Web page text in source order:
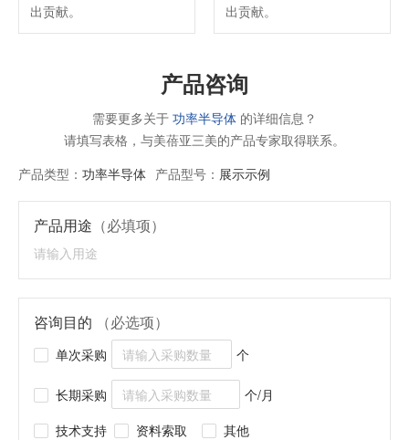
出贡献。
出贡献。
产品咨询
需要更多关于 功率半导体 的详细信息？
请填写表格，与美蓓亚三美的产品专家取得联系。
产品类型： 功率半导体 产品型号： 展示示例
产品用途 （必填项）
咨询目的 （必选项）
单次采购 个
长期采购
个/月
技术支持
资料索取 其他